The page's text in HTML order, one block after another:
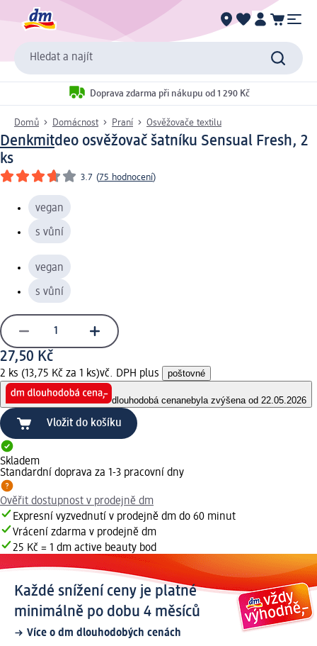
Hledat a najít
Doprava zdarma při nákupu od 1 290 Kč
Domů Domácnost Praní Osvěžovače textilu
Denkmitdeo osvěžovač šatníku Sensual Fresh, 2
ks
3.7 (75 hodnocení)
vegan
s vůní
vegan
s vůní
27,50 Kč
2 ks (13,75 Kč za 1 ks)vč. DPH plus poštovné
dlouhodobá cenanebyla zvýšena od 22.05.2026
Vložit do košíku
Skladem
Standardní doprava za 1-3 pracovní dny
Ověřit dostupnost v prodejně dm
Expresní vyzvednutí v prodejně dm do 60 minut
Vrácení zdarma v prodejně dm
25 Kč = 1 dm active beauty bod
Každé snížení ceny je platné
minimálně po dobu 4 měsíců
Více o dm dlouhodobých cenách